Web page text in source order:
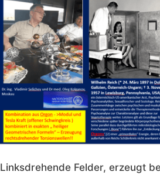
Linksdrehende Felder, erzeugt